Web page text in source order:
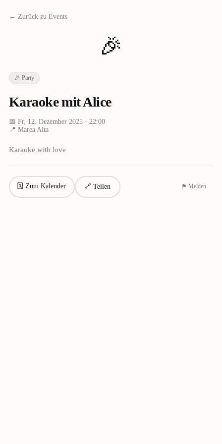
← Zurück zu Events
🎉
🎉 Party
Karaoke mit Alice
📅 Fr, 12. Dezember 2025· 22:00
📍 Marea Alta
Karaoke with love
🗓 Zum Kalender 🔗 Teilen ⚑ Melden